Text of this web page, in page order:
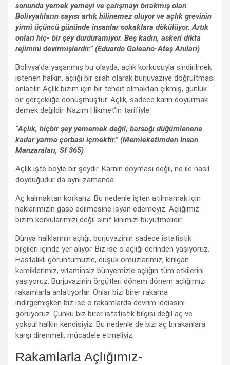
sonunda yemek yemeyi ve çalışmayı bırakmış olan
Bolivyalıların sayısı artık bilinemez oluyor ve açlık grevinin
yirmi üçüncü gününde insanlar sokaklara dökülüyor. Artık
onları hiç- bir şey durduramıyor. Beş kadın, askeri dikta
rejimini devirmişlerdir.” (Eduardo Galeano-Ateş Anıları)
Bolivya’da yaşanmış bu olayda, açlık korkusuyla sindirilmek
istenen halkın, açlığı bir silah olarak burjuvaziye doğrultması
anlatılır. Açlık bizim için bir tehdit olmaktan çıkmış, günlük
bir gerçekliğe dönüşmüştür. Açlık, sadece karın doyurmak
demek değildir. Nazım Hikmet’in tarifiyle:
“Açlık, hiçbir şey yememek değil, barsağı düğümlenene
kadar yarma çorbası içmektir.” (Memleketimden İnsan
Manzaraları, Sf 365)
Açlık işte böyle bir şeydir. Karnın doyması değil, ne ile nasıl
doyduğudur da aynı zamanda.
Aç kalmaktan korkarız. Bu nedenle işten atılmamak için
haklarımızın gasp edilmesine isyan edemeyiz. Açlığımız
bizim korkularımızı değil sınıf kinimizi büyütmelidir.
Dünya halklarının açlığı, burjuvazinin sadece istatistik
bilgileri içinde yer alıyor. Biz ise o açlığı derinden yaşıyoruz.
Hastalıklı görüntümüzle, düşük omuzlarımız, kırılgan
kemiklerimiz, vitaminsiz bünyemizle açlığın tüm etkilerini
yaşıyoruz. Burjuvazinin örgütleri dönem dönem açlığımızı
rakamlarla anlatıyorlar. Onlar bizi birer rakama
indirgemişken biz ise o rakamlarda devrim iddiasını
görüyoruz. Çünkü biz birer istatistik bilgisi değil aç ve
yoksul halkın kendisiyiz. Bu nedenle de bizi aç bırakanlara
karşı direnmeli, mücadele etmeliyiz.
Rakamlarla Açlığımız-